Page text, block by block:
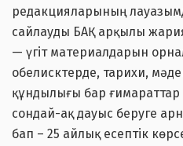
редакцияларының
сайлауды БАҚ арқылы
— үгіт материалдарын
обелисктерде, тарихи,
құндылығы бар
сондай-ақ дауыс беруге
бап – 25 айлық есептік